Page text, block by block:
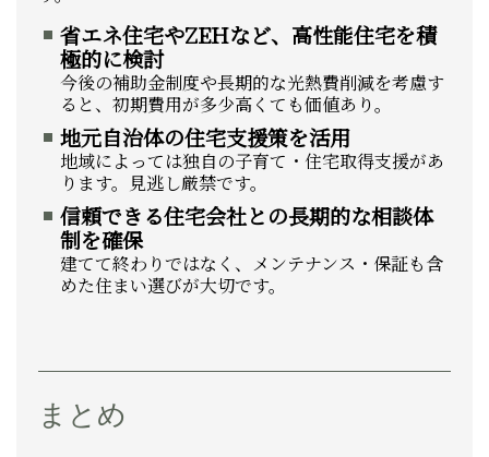
省エネ住宅やZEHなど、高性能住宅を積
極的に検討
今後の補助金制度や長期的な光熱費削減を考慮す
ると、初期費用が多少高くても価値あり。
地元自治体の住宅支援策を活用
地域によっては独自の子育て・住宅取得支援があ
ります。見逃し厳禁です。
信頼できる住宅会社との長期的な相談体
制を確保
建てて終わりではなく、メンテナンス・保証も含
めた住まい選びが大切です。
まとめ